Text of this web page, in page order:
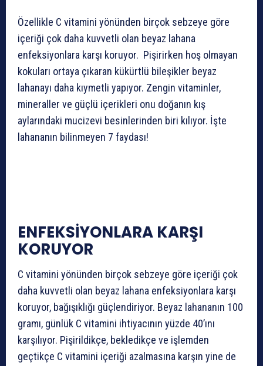
Özellikle C vitamini yönünden birçok sebzeye göre
içeriği çok daha kuvvetli olan beyaz lahana
enfeksiyonlara karşı koruyor. Pişirirken hoş olmayan
kokuları ortaya çıkaran kükürtlü bileşikler beyaz
lahanayı daha kıymetli yapıyor. Zengin vitaminler,
mineraller ve güçlü içerikleri onu doğanın kış
aylarındaki mucizevi besinlerinden biri kılıyor. İşte
lahananın bilinmeyen 7 faydası!
ENFEKSİYONLARA KARŞI
KORUYOR
C vitamini yönünden birçok sebzeye göre içeriği çok
daha kuvvetli olan beyaz lahana enfeksiyonlara karşı
koruyor, bağışıklığı güçlendiriyor. Beyaz lahananın 100
gramı, günlük C vitamini ihtiyacının yüzde 40’ını
karşılıyor. Pişirildikçe, bekledikçe ve işlemden
geçtikçe C vitamini içeriği azalmasına karşın yine de